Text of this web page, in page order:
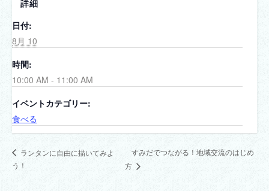
詳細
日付:
8月 10
時間:
10:00 AM - 11:00 AM
イベントカテゴリー:
食べる
ランタンに自由に描いてみよ
う！
すみだでつながる！地域交流のはじめ
方